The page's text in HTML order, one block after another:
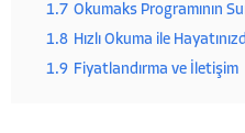
1.7 Okumaks Programının
1.8 Hızlı Okuma ile
1.9 Fiyatlandırma ve İletişim